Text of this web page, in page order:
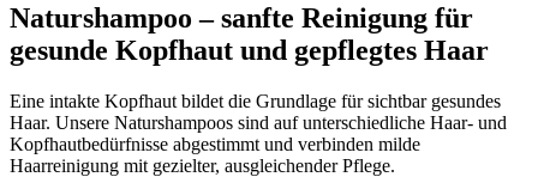
auf
der
Produktseite
werden
Naturshampoo – sanfte Reinigung für
gesunde Kopfhaut und gepflegtes Haar
Eine intakte Kopfhaut bildet die Grundlage für sichtbar gesundes
Haar. Unsere Naturshampoos sind auf unterschiedliche Haar- und
Kopfhautbedürfnisse abgestimmt und verbinden milde
Haarreinigung mit gezielter, ausgleichender Pflege.